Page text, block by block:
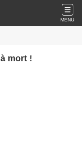
MENU
mort !